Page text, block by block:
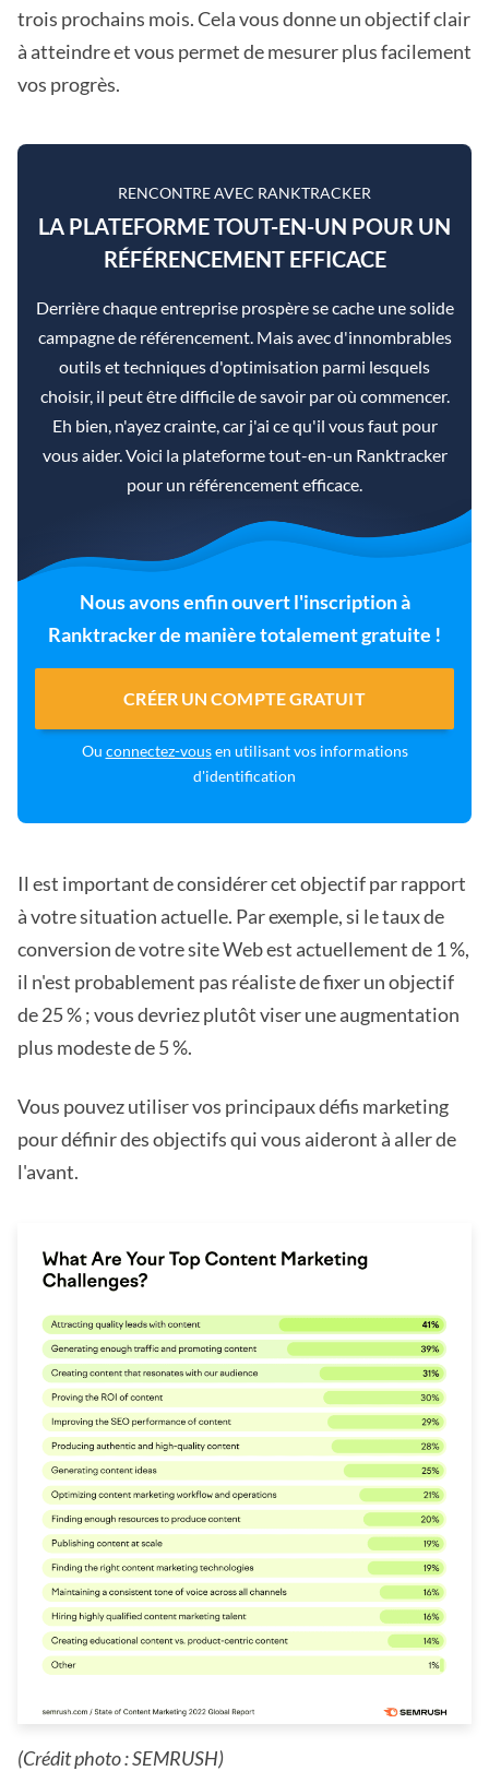
trois prochains mois. Cela vous donne un objectif clair
à atteindre et vous permet de mesurer plus facilement
vos progrès.
RENCONTRE AVEC RANKTRACKER
LA PLATEFORME TOUT-EN-UN POUR UN
RÉFÉRENCEMENT EFFICACE
Derrière chaque entreprise prospère se cache une solide
campagne de référencement. Mais avec d'innombrables
outils et techniques d'optimisation parmi lesquels
choisir, il peut être difficile de savoir par où commencer.
Eh bien, n'ayez crainte, car j'ai ce qu'il vous faut pour
vous aider. Voici la plateforme tout-en-un Ranktracker
pour un référencement efficace.
Nous avons enfin ouvert l'inscription à
Ranktracker de manière totalement gratuite !
CRÉER UN COMPTE GRATUIT
Ou connectez-vousen utilisant vos informations
d'identification
Il est important de considérer cet objectif par rapport
à votre situation actuelle. Par exemple, si le taux de
conversion de votre site Web est actuellement de 1 %,
il n'est probablement pas réaliste de fixer un objectif
de 25 % ; vous devriez plutôt viser une augmentation
plus modeste de 5 %.
Vous pouvez utiliser vos principaux défis marketing
pour définir des objectifs qui vous aideront à aller de
l'avant.
(Crédit photo : SEMRUSH)